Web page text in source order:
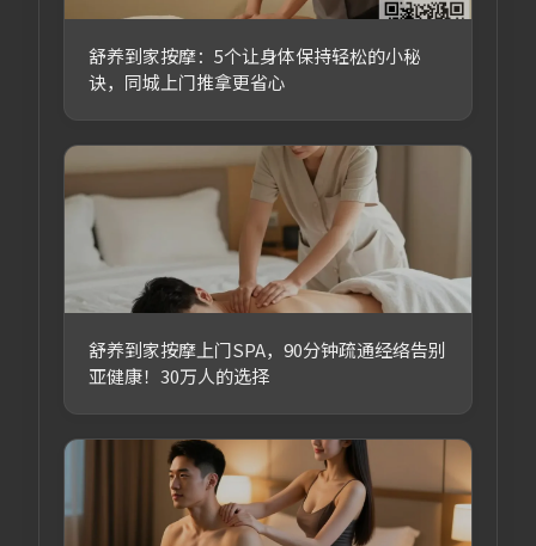
舒养到家按摩：5个让身体保持轻松的小秘
诀，同城上门推拿更省心
舒养到家按摩上门SPA，90分钟疏通经络告别
亚健康！30万人的选择